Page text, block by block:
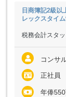
日商簿記2級以
レックスタイ
税務会計スタ
コンサ
正社員
年俸550万円～800万円（14